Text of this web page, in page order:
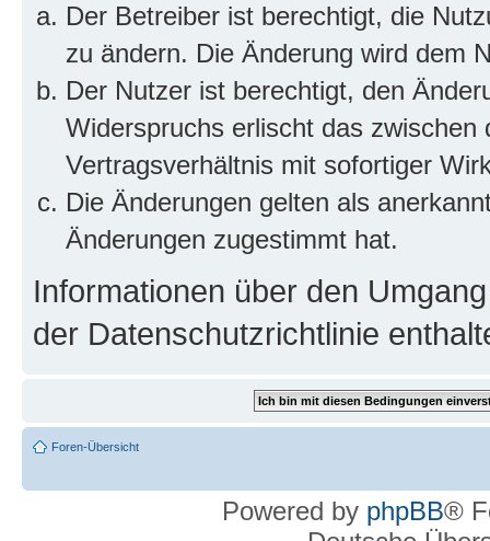
Der Betreiber ist berechtigt, die
zu ändern. Die Änderung wird dem
Der Nutzer ist berechtigt, den
Widerspruchs erlischt das
Vertragsverhältnis mit sofortiger
Die Änderungen gelten als
Änderungen zugestimmt hat.
Informationen über den
der Datenschutzrichtlinie
Foren-Übersicht
Powered by phpBB®